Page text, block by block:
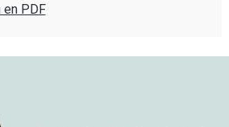
PDF